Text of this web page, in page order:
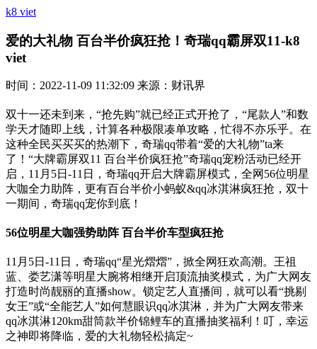
k8 viet
爱的大礼物 百台半价疯狂抢！奇瑞qq霸屏双11-k8
viet
时间：2022-11-09 11:32:09 来源：财讯界
双十一还未到来，“抢先购”就已经正式开抢了，“尾款人”和数
学天才随即上线，计算各种极限凑单攻略，忙得不亦乐乎。在
这种全民买买买的热潮下，奇瑞qq带着“爱的大礼物”ta来
了！“大牌霸屏双11 百台半价疯狂抢”奇瑞qq宠粉活动已经开
启，11月5日-11日，奇瑞qq开启大牌霸屏模式，全网56位明星
大咖全力助阵，更有百台半价小蚂蚁&qq冰淇淋疯狂抢，双十
一期间，奇瑞qq宠你到底！
56位明星大咖强势助阵 百台半价车型疯狂抢
11月5日-11日，奇瑞qq“星光熠熠”，掀全网狂欢高潮。王祖
蓝、娄艺潇等明星大腕将相继开启顶流抽奖模式，为广大网友
打造时尚靓丽的直播show。锁定艺人直播间，就可以看“挑剔
女王”或“全能艺人”如何慧眼识qq冰淇淋，并为广大网友带来
qq冰淇淋120km甜筒款半价锦鲤车的直播抽奖福利！叮，幸运
之神即将降临，爱的大礼物轻松搞定~